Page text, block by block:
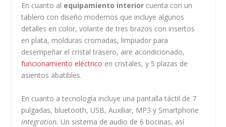
En cuanto al equipamiento interior cuenta con un
tablero con diseño modernos que incluye algunos
detalles en color, volante de tres brazos con insertos
en plata, molduras cromadas, limpiador para
desempeñar el cristal trasero, aire acondicionado,
funcionamiento eléctrico en cristales, y 5 plazas de
asientos abatibles.
En cuanto a tecnología incluye una pantalla táctil de 7
pulgadas, bluetooth, USB, Auxiliar, MP3 y Smartphone
integration. Un sistema de audio de 6 bocinas, así